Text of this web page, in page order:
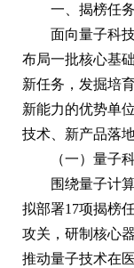
一、揭榜任
面向量子科
布局一批核心基
新任务，发掘培
新能力的优势单
技术、新产品落地
（一）量子
围绕量子计
拟部署17项揭榜
攻关，研制核心
推动量子技术在